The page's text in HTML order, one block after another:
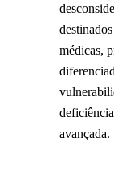
médicas,
avançada.